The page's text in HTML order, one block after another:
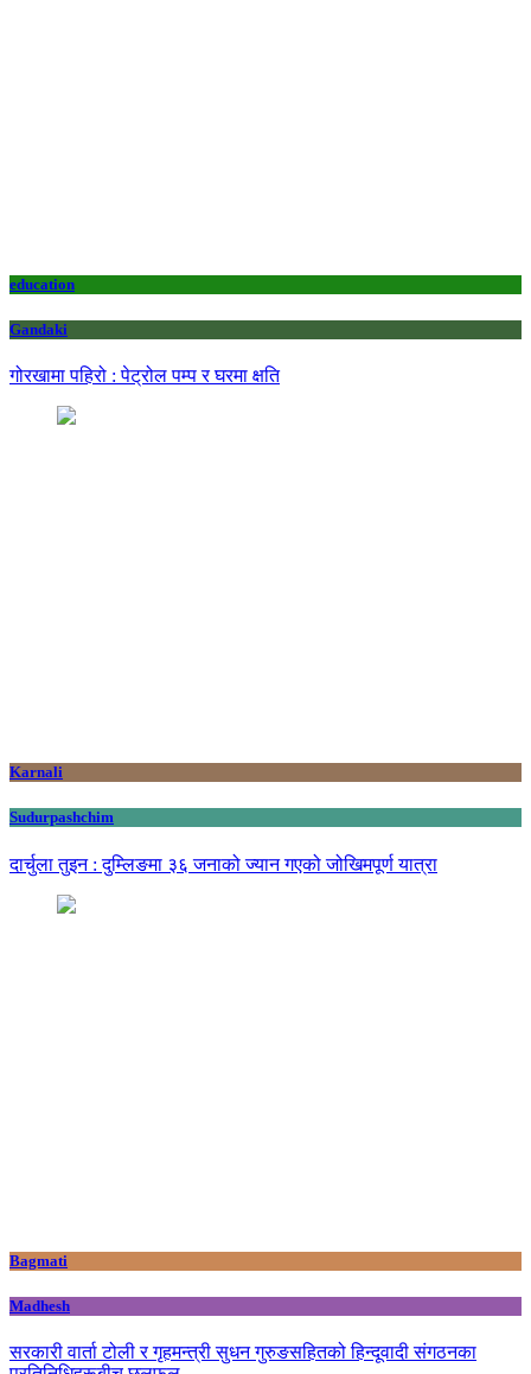
education
Gandaki
गोरखामा पहिरो : पेट्रोल पम्प र घरमा क्षति
Karnali
Sudurpashchim
दार्चुला तुइन : दुम्लिङमा ३६ जनाको ज्यान गएको जोखिमपूर्ण यात्रा
Bagmati
Madhesh
सरकारी वार्ता टोली र गृहमन्त्री सुधन गुरुङसहितको हिन्दूवादी संगठनका